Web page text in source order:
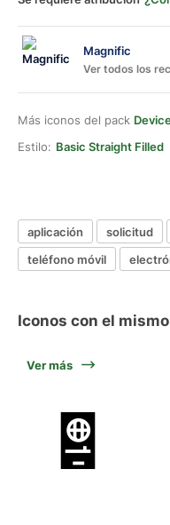
Magnific
Ver todos los
Más iconos del pack
Estilo: Basic Straight Filled
aplicación solicitud
teléfono móvil
Iconos con el
Ver más